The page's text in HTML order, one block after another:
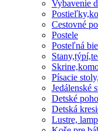
Vybavenie
Cestovné
Postele
Posteľná
Písacie
Jedálenské
Detské
Detská
Lustre,